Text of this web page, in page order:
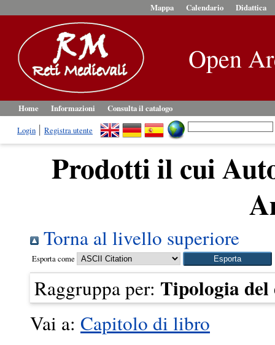
Mappa Calendario Didattica
Open
Home Informazioni
Consulta il catalogo
Login
Registra utente
Prodotti il cui
Torna al livello superiore
Esporta come
Raggruppa per: Tipologia del
Vai a: Capitolo di libro